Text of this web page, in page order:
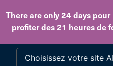
There are only 24 dayspour
profiter des 21 heures de